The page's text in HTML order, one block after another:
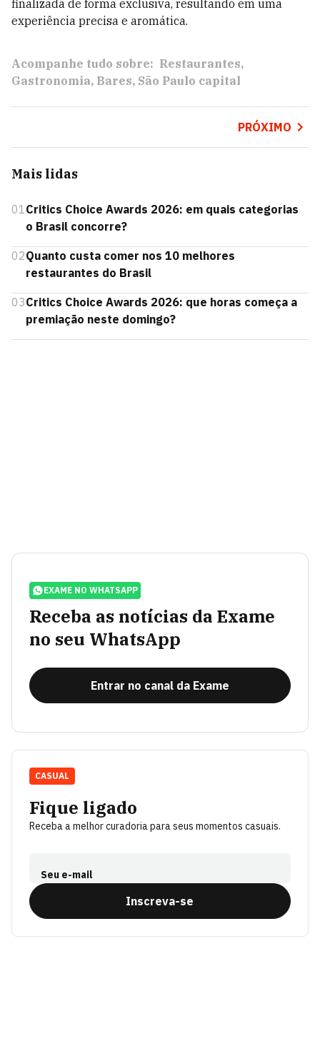
finalizada de forma exclusiva, resultando em uma
experiência precisa e aromática.
Acompanhe tudo sobre: Restaurantes
Gastronomia Bares São Paulo capital
PRÓXIMO
Mais lidas
01 Critics Choice Awards 2026: em quais categorias
o Brasil concorre?
02Quanto custa comer nos 10 melhores
restaurantes do Brasil
03Critics Choice Awards 2026: que horas começa a
premiação neste domingo?
EXAME NO WHATSAPP
Receba as notícias da Exame
no seu WhatsApp
Entrar no canal da Exame
Fique ligado
Receba a melhor curadoria para seus momentos casuais.
Seu e-mail
Inscreva-se
CASUAL